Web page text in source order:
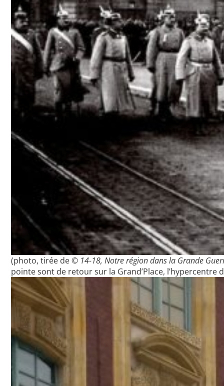
(photo, tirée de © 14-18, Notre région dans la Grande
pointe sont de retour sur la Grand’Place, l’hypercentre